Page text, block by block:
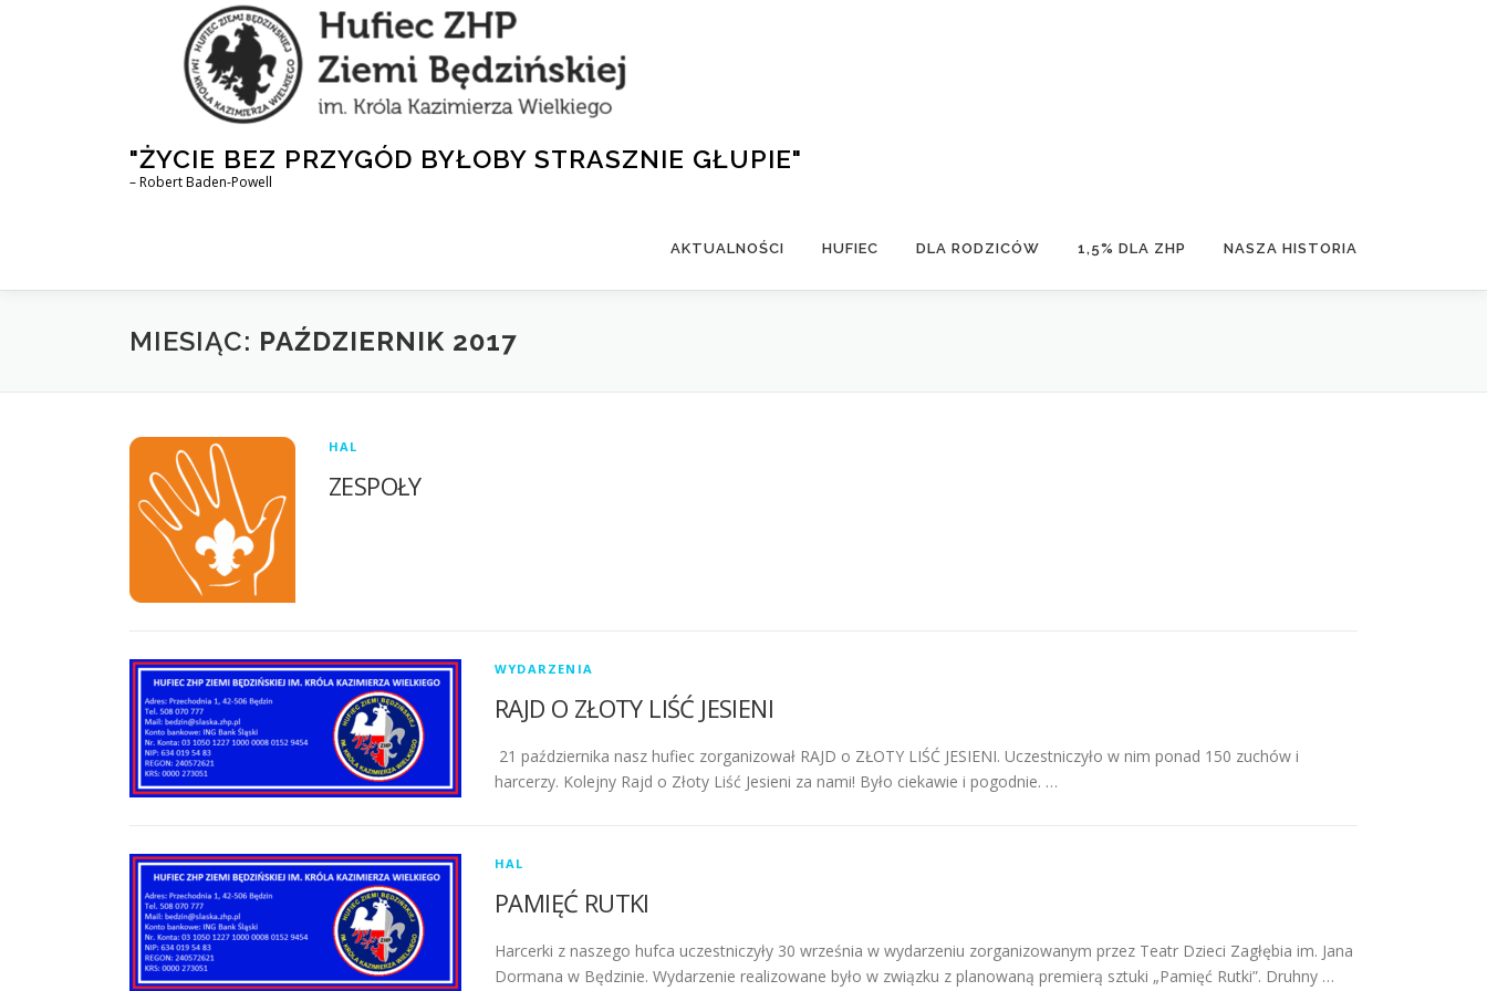
"ŻYCIE BEZ PRZYGÓD BYŁOBY STRASZNIE GŁUPIE"
– Robert Baden-Powell
AKTUALNOŚCI HUFIEC DLA RODZICÓW 1,5% DLA ZHP NASZA HISTORIA
MIESIĄC: PAŹDZIERNIK 2017
HAL
ZESPOŁY
WYDARZENIA
RAJD O ZŁOTY LIŚĆ JESIENI
21 października nasz hufiec zorganizował RAJD o ZŁOTY LIŚĆ JESIENI. Uczestniczyło w nim ponad 150 zuchów i
harcerzy. Kolejny Rajd o Złoty Liść Jesieni za nami! Było ciekawie i pogodnie. …
HAL
PAMIĘĆ RUTKI
Harcerki z naszego hufca uczestniczyły 30 września w wydarzeniu zorganizowanym przez Teatr Dzieci Zagłębia im. Jana
Dormana w Będzinie. Wydarzenie realizowane było w związku z planowaną premierą sztuki „Pamięć Rutki”. Druhny …